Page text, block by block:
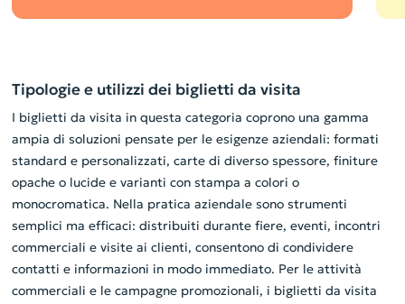
Tipologie e utilizzi dei biglietti da visita
I biglietti da visita in questa categoria coprono una gamma
ampia di soluzioni pensate per le esigenze aziendali: formati
standard e personalizzati, carte di diverso spessore, finiture
opache o lucide e varianti con stampa a colori o
monocromatica. Nella pratica aziendale sono strumenti
semplici ma efficaci: distribuiti durante fiere, eventi, incontri
commerciali e visite ai clienti, consentono di condividere
contatti e informazioni in modo immediato. Per le attività
commerciali e le campagne promozionali, i biglietti da visita